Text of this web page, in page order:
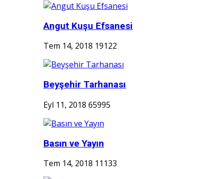
Angut Kuşu Efsanesi
Tem 14, 2018 19122
Beyşehir Tarhanası
Eyl 11, 2018 65995
Basın ve Yayın
Tem 14, 2018 11133